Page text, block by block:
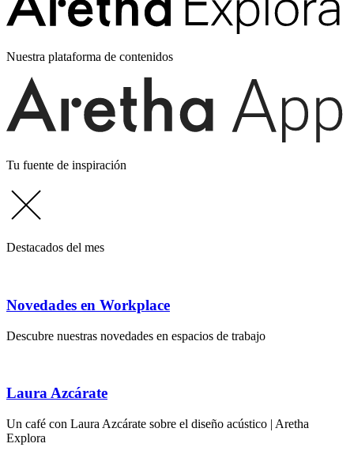
Nuestra plataforma de contenidos
Tu fuente de inspiración
Destacados del mes
Novedades en Workplace
Descubre nuestras novedades en espacios de trabajo
Laura Azcárate
Un café con Laura Azcárate sobre el diseño acústico | Aretha
Explora